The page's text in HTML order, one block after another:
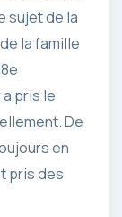
sujet de la
la famille
pris le
De
en
pris des